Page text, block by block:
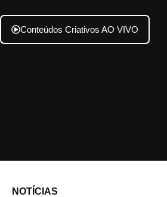
Conteúdos Criativos AO VIVO
NOTÍCIAS